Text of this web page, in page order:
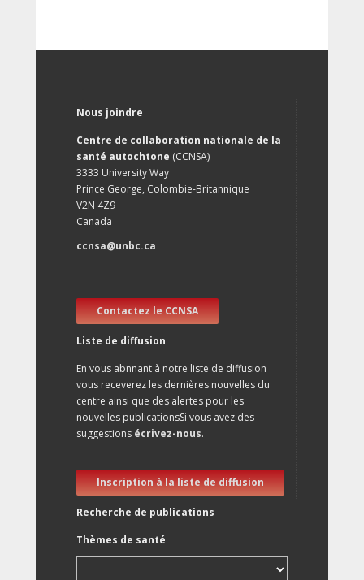
Nous joindre
Centre de collaboration nationale de la
santé autochtone (CCNSA)
3333 University Way
Prince George, Colombie-Britannique
V2N 4Z9
Canada
ccnsa@unbc.ca
Contactez le CCNSA
Liste de diffusion
En vous abnnant à notre liste de diffusion
vous receverez les dernières nouvelles du
centre ainsi que des alertes pour les
nouvelles publicationsSi vous avez des
suggestions écrivez-nous.
Inscription à la liste de diffusion
Recherche de publications
Thèmes de santé